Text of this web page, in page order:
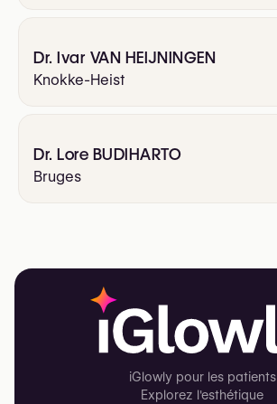
Dr. Ivar VAN HEIJNINGEN
Knokke-Heist
Dr. Lore BUDIHARTO
Bruges
iGlowly pour les patients
Explorez l'esthétique